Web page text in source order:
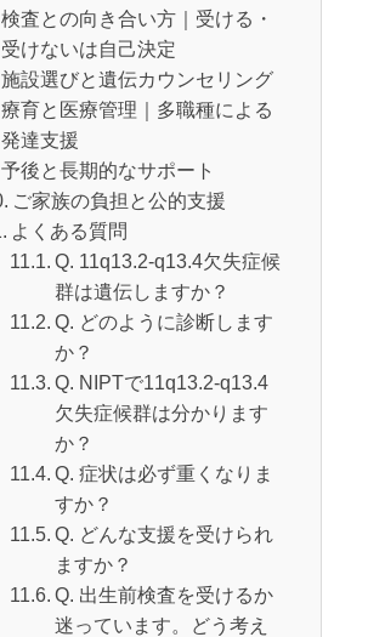
検査との向き合い方｜受ける・
受けないは自己決定
施設選びと遺伝カウンセリング
療育と医療管理｜多職種による
発達支援
予後と長期的なサポート
ご家族の負担と公的支援
よくある質問
Q. 11q13.2-q13.4欠失症候
群は遺伝しますか？
Q. どのように診断します
か？
Q. NIPTで11q13.2-q13.4
欠失症候群は分かります
か？
Q. 症状は必ず重くなりま
すか？
Q. どんな支援を受けられ
ますか？
Q. 出生前検査を受けるか
迷っています。どう考え